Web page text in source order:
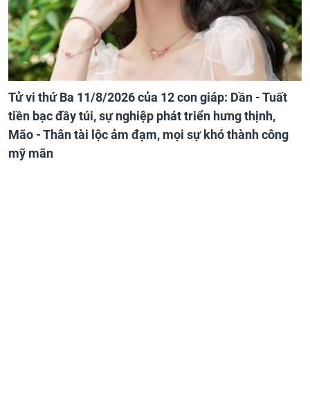
Tử vi thứ Ba 11/8/2026 của 12 con giáp: Dần - Tuất
tiền bạc đầy túi, sự nghiệp phát triển hưng thịnh,
Mão - Thân tài lộc ảm đạm, mọi sự khó thành công
mỹ mãn